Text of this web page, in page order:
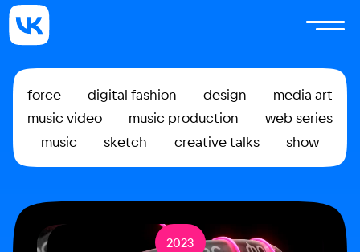
force digital fashion design
media art
music video
music production
web series
music
sketch creative talks show
2023